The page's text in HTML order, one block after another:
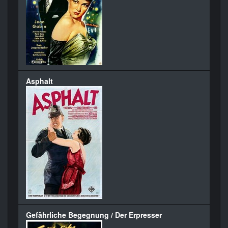
Asphalt
Gefährliche Begegnung / Der Erpresser